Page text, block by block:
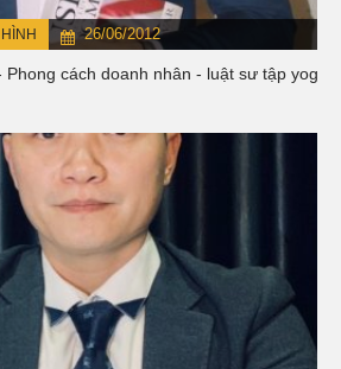
26/06/2012
Phong cách doanh nhân - luật sư tập yoga